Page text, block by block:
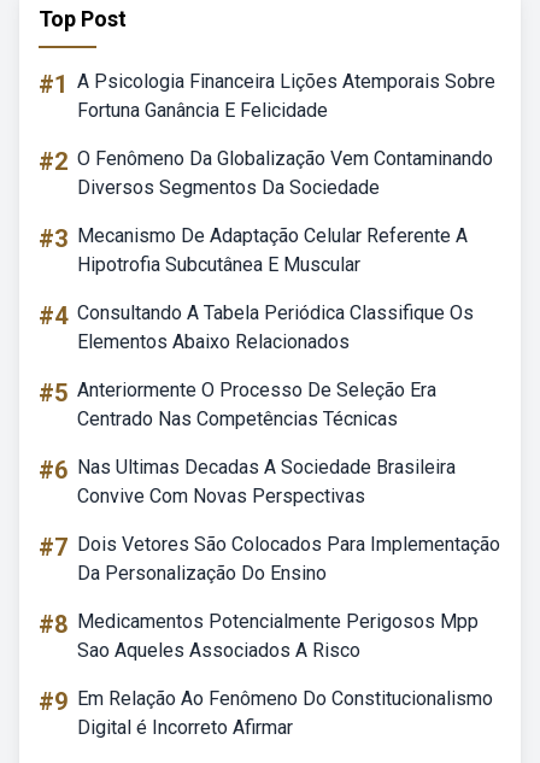
Top Post
#1 A Psicologia Financeira Lições Atemporais Sobre
Fortuna Ganância E Felicidade
#2 O Fenômeno Da Globalização Vem Contaminando
Diversos Segmentos Da Sociedade
#3 Mecanismo De Adaptação Celular Referente A
Hipotrofia Subcutânea E Muscular
#4 Consultando A Tabela Periódica Classifique Os
Elementos Abaixo Relacionados
#5 Anteriormente O Processo De Seleção Era
Centrado Nas Competências Técnicas
#6 Nas Ultimas Decadas A Sociedade Brasileira
Convive Com Novas Perspectivas
#7 Dois Vetores São Colocados Para Implementação
Da Personalização Do Ensino
#8 Medicamentos Potencialmente Perigosos Mpp
Sao Aqueles Associados A Risco
#9 Em Relação Ao Fenômeno Do Constitucionalismo
Digital é Incorreto Afirmar